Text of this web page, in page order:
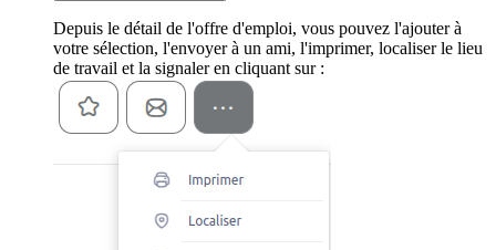
Depuis le détail de l'offre d'emploi, vous pouvez l'ajouter à
votre sélection, l'envoyer à un ami, l'imprimer, localiser le lieu
de travail et la signaler en cliquant sur :